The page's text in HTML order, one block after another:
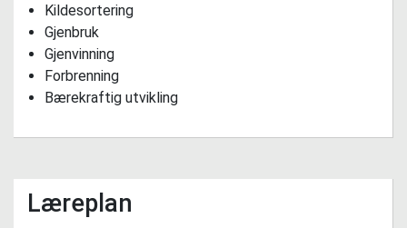
Kildesortering
Gjenbruk
Gjenvinning
Forbrenning
Bærekraftig utvikling
Læreplan